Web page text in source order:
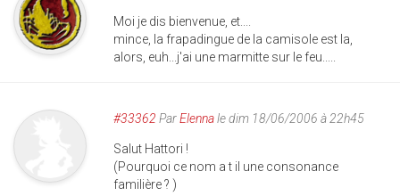
Moi je dis bienvenue, et....
mince, la frapadingue de la camisole est la,
alors, euh...j'ai une marmitte sur le feu.....
#33362 ParElennale dim 18/06/2006 à 22h45
Salut Hattori !
(Pourquoi ce nom a t il une consonance
familière ? )